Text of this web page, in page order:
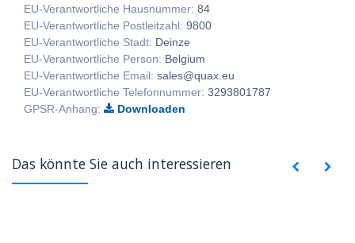
EU-Verantwortliche Hausnummer: 84
EU-Verantwortliche Postleitzahl: 9800
EU-Verantwortliche Stadt: Deinze
EU-Verantwortliche Person: Belgium
EU-Verantwortliche Email: sales@quax.eu
EU-Verantwortliche Telefonnummer: 3293801787
GPSR-Anhang:
Downloaden
Das könnte Sie auch interessieren